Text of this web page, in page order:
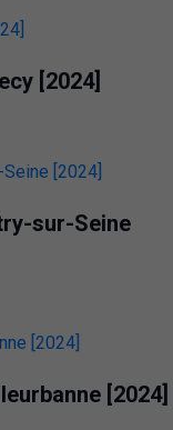
[2024]
sur-Seine
[2024]